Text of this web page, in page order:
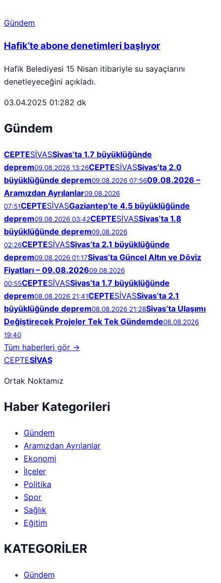
Gündem
Hafik’te abone denetimleri başlıyor
Hafik Belediyesi 15 Nisan itibariyle su sayaçlarını
denetleyeceğini açıkladı.
03.04.2025 01:282 dk
Gündem
CEPTESİVASSivas’ta 1.7 büyüklüğünde
deprem09.08.2026 13:26CEPTESİVASSivas’ta 2.0
büyüklüğünde deprem09.08.2026 07:5609.08.2026 –
Aramızdan Ayrılanlar09.08.2026
07:51CEPTESİVASGaziantep’te 4.5 büyüklüğünde
deprem09.08.2026 03:42CEPTESİVASSivas’ta 1.8
büyüklüğünde deprem09.08.2026
02:26CEPTESİVASSivas’ta 2.1 büyüklüğünde
deprem09.08.2026 01:17Sivas’ta Güncel Altın ve Döviz
Fiyatları – 09.08.202609.08.2026
00:55CEPTESİVASSivas’ta 1.7 büyüklüğünde
deprem08.08.2026 21:41CEPTESİVASSivas’ta 2.1
büyüklüğünde deprem08.08.2026 21:28Sivas’ta Ulaşımı
Değiştirecek Projeler Tek Tek Gündemde08.08.2026
19:40
Tüm haberleri gör →
CEPTESİVAS
Ortak Noktamız
Haber Kategorileri
Gündem
Aramızdan Ayrılanlar
Ekonomi
İlçeler
Politika
Spor
Sağlık
Eğitim
KATEGORİLER
Gündem